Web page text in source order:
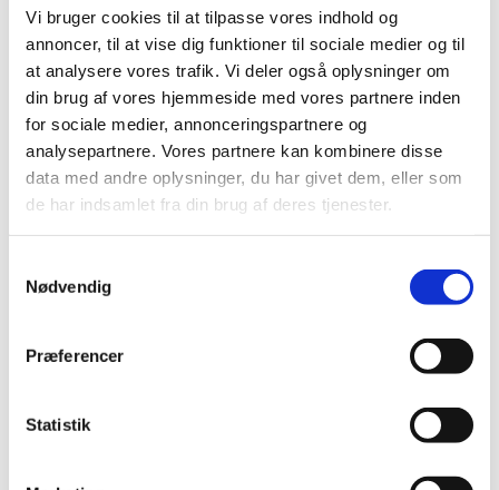
Vi bruger cookies til at tilpasse vores indhold og
annoncer, til at vise dig funktioner til sociale medier og til
at analysere vores trafik. Vi deler også oplysninger om
din brug af vores hjemmeside med vores partnere inden
for sociale medier, annonceringspartnere og
analysepartnere. Vores partnere kan kombinere disse
data med andre oplysninger, du har givet dem, eller som
de har indsamlet fra din brug af deres tjenester.
Nødvendig
Præferencer
Statistik
og drikke.
Vi er med til første del af frimessen 10.30 og går ud i
samlet flok, inden prædikenen starter.
Børnekirken ledes denne søndag af børne- og
ungemedarbejder, Anne-Katrine og en gruppe frivillige